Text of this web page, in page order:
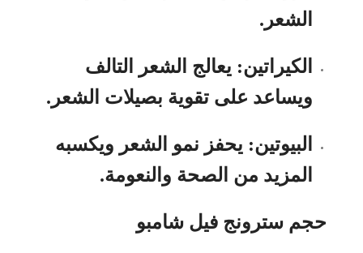
الشعر.
الكيراتين: يعالج الشعر التالف
ويساعد على تقوية بصيلات الشعر.
البيوتين: يحفز نمو الشعر ويكسبه
المزيد من الصحة والنعومة.
حجم سترونج فيل شامبو